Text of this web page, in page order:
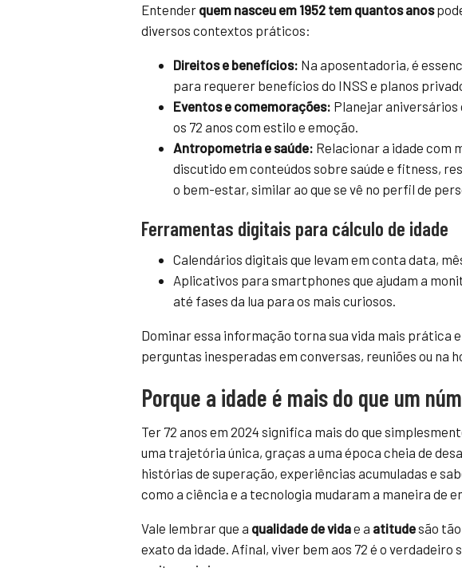
Entender quem nasceu em 1952 tem quantos anos
diversos contextos práticos:
Direitos e benefícios: Na aposentadoria, é
para requerer benefícios do INSS e planos
Eventos e comemorações: Planejar
os 72 anos com estilo e emoção.
Antropometria e saúde: Relacionar a idade com
discutido em conteúdos sobre saúde e fitness,
o bem-estar, similar ao que se vê no perfil de
Ferramentas digitais para cálculo de idade
Calendários digitais que levam em conta data,
Aplicativos para smartphones que ajudam a
até fases da lua para os mais curiosos.
Dominar essa informação torna sua vida mais prática
perguntas inesperadas em conversas, reuniões ou na
Porque a idade é mais do que um
Ter 72 anos em 2024 significa mais do que
uma trajetória única, graças a uma época cheia de
histórias de superação, experiências acumuladas e
como a ciência e a tecnologia mudaram a maneira de
Vale lembrar que a qualidade de vidae a atitudesão
exato da idade. Afinal, viver bem aos 72 é o